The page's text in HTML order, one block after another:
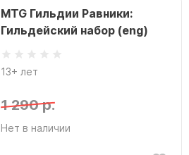
MTG Гильдии Равники:
Гильдейский набор (eng)
13+ лет
1 290 р.
Нет в наличии